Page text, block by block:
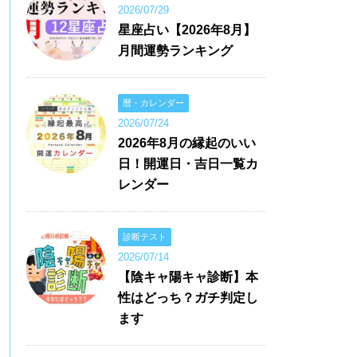
2026/07/29
星座占い【2026年8月】
月間運勢ランキング
暦・カレンダー
2026/07/24
2026年8月の縁起のいい
日！開運日・吉日一覧カ
レンダー
診断テスト
2026/07/14
【陰キャ陽キャ診断】本
性はどっち？ガチ判定し
ます